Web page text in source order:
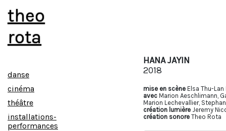
theo
rota
danse
cinéma
théâtre
installations-
performances
HANA JAYIN
2018
mise en scène Elsa Thu-Lan
avec Marion Aeschlimann,
Marion Lechevallier,
création lumière Jeremy
création sonore Theo Rota